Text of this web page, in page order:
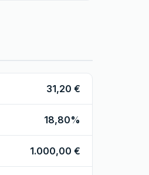
31,20 €
18,80%
1.000,00 €